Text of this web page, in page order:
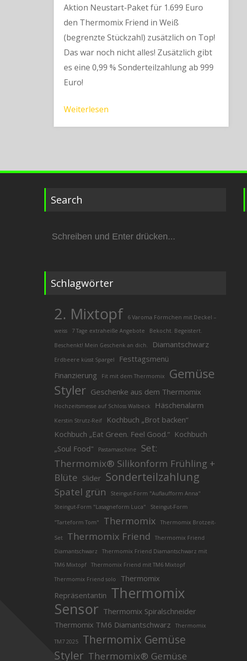
Aktion Neustart-Paket für 1.699 Euro
den Thermomix Friend in Weiß
(begrenzte Stückzahl) zusätzlich on Top!
Das war noch nicht alles! Zusätzlich gibt
es eine 0,99 % Sonderteilzahlung ab 999
Euro!
Weiterlesen
Search
nach:
Schlagwörter
2. Mixtopf
6 Varoma Förmchen mit Deckel –
weiss
7 Tage extraheiße Angebote Bekocht. Begeistert.
Beschenkt! Mein Geschenk an dich. Diamantschwarz
Erdbeere küsst Spargel
Festtagsmenü
Finanzierung
Fit mit dem Thermomix
Gemüse
Styler Geschenke aus dem Thermomix
Hochzeitsmesse auf Schloss Walbeck Häschenalarm
Kerstin Strutz-Reif
Kochbuch „Brot backen“
Kochbuch „Eat Green. Feel Good.“ Kochbuch
„Soul Food"
Pastamaschine
Set:
Thermomix® Silikonform Frühling +
Blüte Slider Sonderteilzahlung
Spatel grün
Steingut-Form "Auflaufform Anna"
Steingut-Form "Lasagneform Luca"
Steingut-Form
"Tarteform Tom" Thermomix Thermomix Brotzeit-
Set Thermomix Friend
Thermomix Friend
Diamantschwarz
Thermomix Friend Diamantschwarz mit
TM6 Mixtopf
Thermomix Friend mit TM6 Mixtopf
Thermomix Friend solo
Thermomix
Repräsentantin Thermomix
Sensor Thermomix Spiralschneider
Thermomix TM6 Diamantschwarz
Thermomix
TM7 2025
Thermomix Gemüse
Styler Thermomix® Gemüse